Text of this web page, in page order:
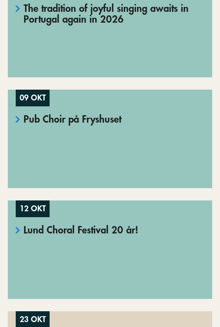
The tradition of joyful singing awaits in
Portugal again in 2026
09 OKT
Pub Choir på Fryshuset
12 OKT
Lund Choral Festival 20 år!
23 OKT